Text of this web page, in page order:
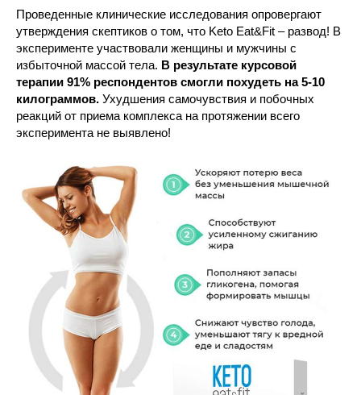
Проведенные клинические исследования опровергают
утверждения скептиков о том, что Keto Eat&Fit – развод! В
эксперименте участвовали женщины и мужчины с
избыточной массой тела. В результате курсовой
терапии 91% респондентов смогли похудеть на 5-10
килограммов. Ухудшения самочувствия и побочных
реакций от приема комплекса на протяжении всего
эксперимента не выявлено!